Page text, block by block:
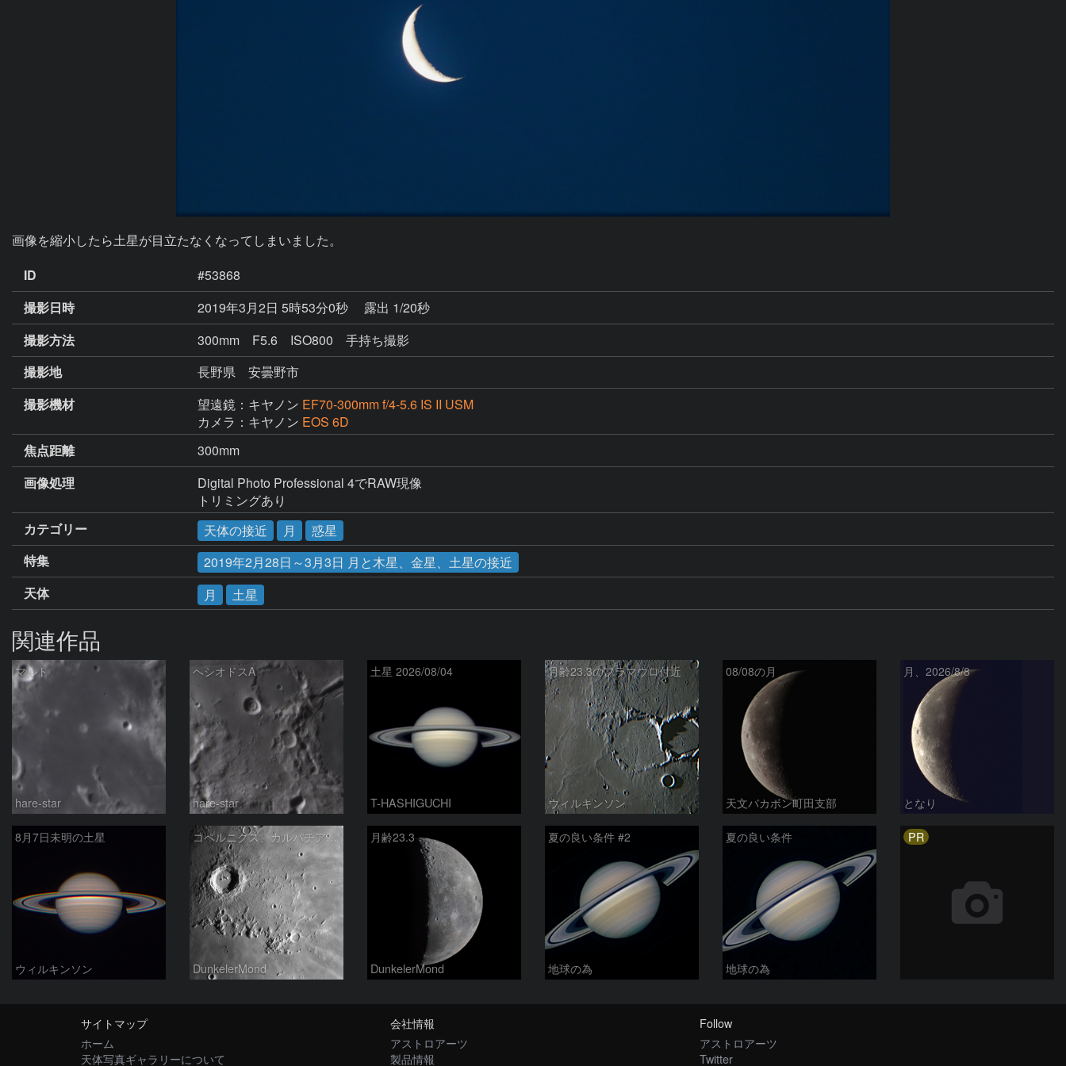
画像を縮小したら土星が目立たなくなってしまいました。
ID
#53868
撮影日時
2019年3月2日 5時53分0秒
露出 1/20秒
撮影方法
300mm F5.6 ISO800 手持ち撮影
撮影地
長野県 安曇野市
撮影機材
望遠鏡：キヤノン EF70-300mm f/4-5.6 IS II USM
カメラ：キヤノン EOS 6D
焦点距離
300mm
画像処理
Digital Photo Professional 4でRAW現像
トリミングあり
カテゴリー
天体の接近 月
惑星
特集
2019年2月28日～3月3日 月と木星、金星、土星の接近
天体
月 土星
関連作品
マルト
hare-star
ヘシオドスA
hare-star
土星 2026/08/04
T-HASHIGUCHI
月齢23.3のフラマウロ付近
ウィルキンソン
08/08の月
天文バカボン町田支部
月、2026/8/8
となり
8月7日未明の土星
ウィルキンソン
コペルニクス、カルパチア山脈付近
DunkelerMond
月齢23.3
DunkelerMond
夏の良い条件 #2
地球の為
夏の良い条件
地球の為
PR
サイトマップ
ホーム
天体写真ギャラリーについて
会社情報
アストロアーツ
製品情報
Follow
アストロアーツ
Twitter